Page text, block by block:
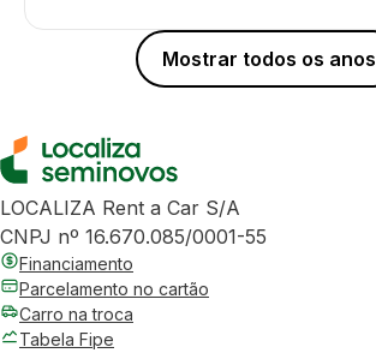
Mostrar todos os anos
LOCALIZA Rent a Car S/A
CNPJ nº 16.670.085/0001-55
Financiamento
Parcelamento no cartão
Carro na troca
Tabela Fipe